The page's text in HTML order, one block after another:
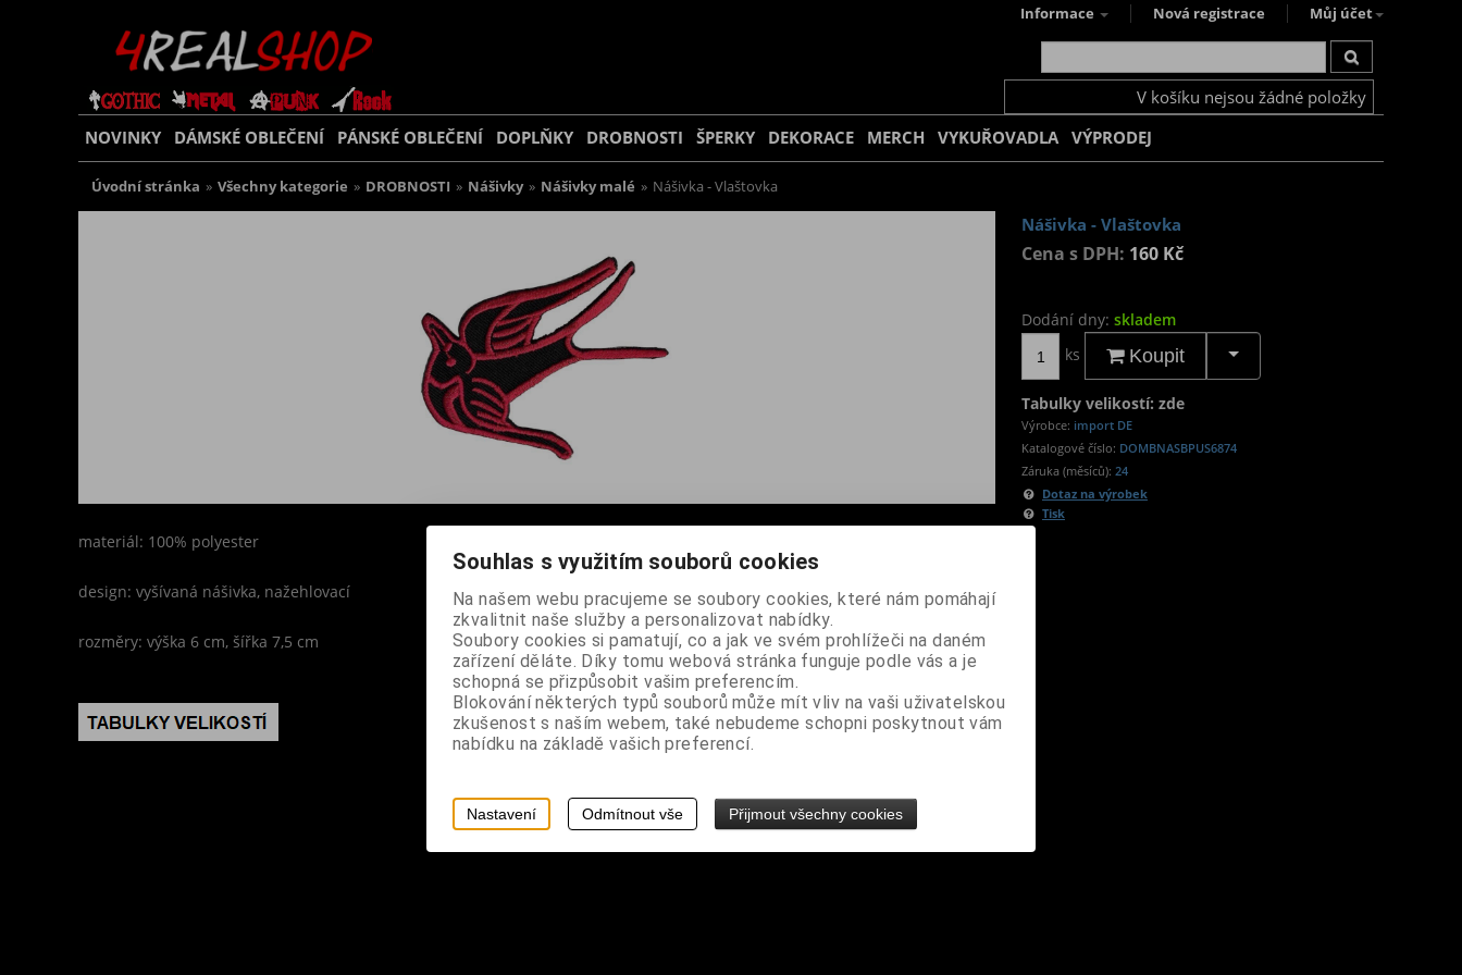
Informace Nová registrace Můj účet
V košíku nejsou žádné položky
NOVINKY DÁMSKÉ OBLEČENÍ PÁNSKÉ OBLEČENÍ DOPLŇKY DROBNOSTI ŠPERKY DEKORACE MERCH VYKUŘOVADLA VÝPRODEJ
Úvodní stránka » Všechny kategorie » DROBNOSTI » Nášivky » Nášivky malé » Nášivka - Vlaštovka
Nášivka - Vlaštovka
Cena s DPH: 160 Kč
Dodání dny: skladem
ks
Koupit
Tabulky velikostí: zde
Výrobce: import DE
Katalogové číslo: DOMBNASBPUS6874
Záruka (měsíců): 24
Dotaz na výrobek
Tisk
materiál: 100% polyester
design: vyšívaná nášivka, nažehlovací
rozměry: výška 6 cm, šířka 7,5 cm
Souhlas s využitím souborů cookies
Na našem webu pracujeme se soubory cookies, které nám pomáhají
zkvalitnit naše služby a personalizovat nabídky.
Soubory cookies si pamatují, co a jak ve svém prohlížeči na daném
zařízení děláte. Díky tomu webová stránka funguje podle vás a je
schopná se přizpůsobit vašim preferencím.
Blokování některých typů souborů může mít vliv na vaši uživatelskou
zkušenost s naším webem, také nebudeme schopni poskytnout vám
nabídku na základě vašich preferencí.
Nastavení Odmítnout vše Přijmout všechny cookies